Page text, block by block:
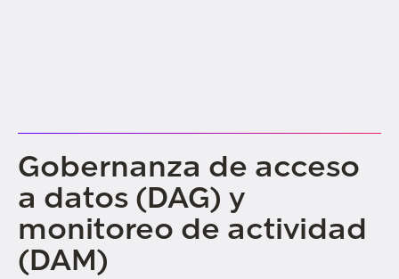
Gobernanza de acceso
a datos (DAG) y
monitoreo de actividad
(DAM)